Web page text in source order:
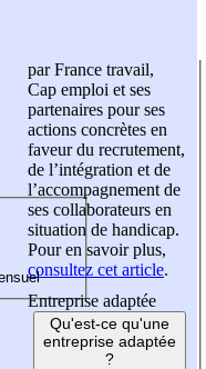
par France travail,
Cap emploi et ses
partenaires pour ses
actions concrètes en
faveur du recrutement,
de l’intégration et de
l’accompagnement de
ses collaborateurs en
situation de handicap.
Pour en savoir plus,
consultez cet article.
Entreprise adaptée
Qu'est-ce qu'une
entreprise adaptée
?